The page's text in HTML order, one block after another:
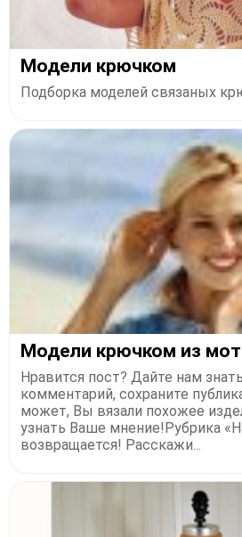
Модели крючком
Подборка моделей связаных
Модели крючком из
Нравится пост? Дайте нам
комментарий, сохраните
может, Вы вязали похожее
узнать Ваше мнение!Рубрика
возвращается! Расскажи...